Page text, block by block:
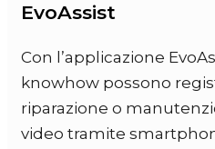
EvoAssist
Con l’applicazione
knowhow possono
riparazione o
video tramite